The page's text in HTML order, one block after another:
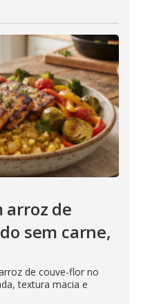
arroz de
sem carne,
de couve-flor no
textura macia e